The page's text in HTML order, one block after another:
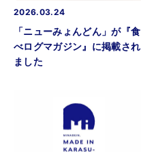
2026.03.24
「ニューみょんどん」が『食
べログマガジン』に掲載され
ました